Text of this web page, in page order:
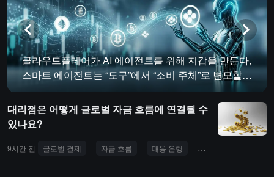
클라우드플레어가 AI 에이전트를 위해 지갑을 만든다,
스마트 에이전트는 “도구”에서 “소비 주체”로 변모할
것인가?
대리점은 어떻게 글로벌 자금 흐름에 연결될 수
있나요?
9시간 전 글로벌 결제 자금 흐름 대응 은행 거래 은행